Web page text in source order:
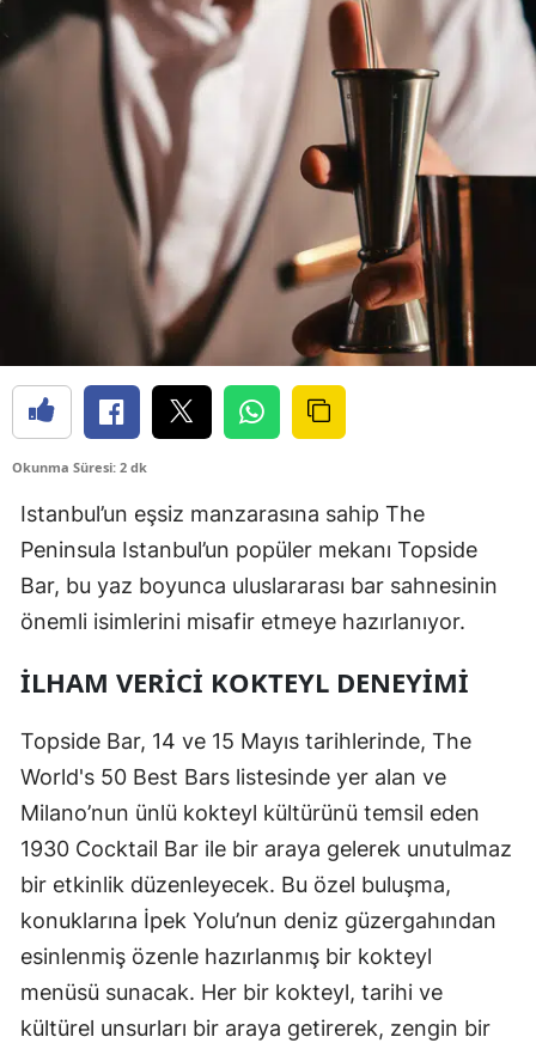
Okunma Süresi: 2 dk
Istanbul’un eşsiz manzarasına sahip The
Peninsula Istanbul’un popüler mekanı Topside
Bar, bu yaz boyunca uluslararası bar sahnesinin
önemli isimlerini misafir etmeye hazırlanıyor.
İLHAM VERICI KOKTEYL DENEYIMI
Topside Bar, 14 ve 15 Mayıs tarihlerinde, The
World's 50 Best Bars listesinde yer alan ve
Milano’nun ünlü kokteyl kültürünü temsil eden
1930 Cocktail Bar ile bir araya gelerek unutulmaz
bir etkinlik düzenleyecek. Bu özel buluşma,
konuklarına İpek Yolu’nun deniz güzergahından
esinlenmiş özenle hazırlanmış bir kokteyl
menüsü sunacak. Her bir kokteyl, tarihi ve
kültürel unsurları bir araya getirerek, zengin bir